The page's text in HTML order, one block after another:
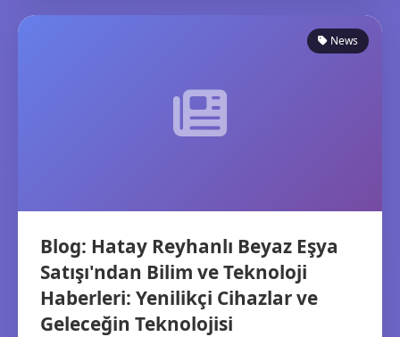
News
Blog: Hatay Reyhanlı Beyaz Eşya
Satışı'ndan Bilim ve Teknoloji
Haberleri: Yenilikçi Cihazlar ve
Geleceğin Teknolojisi